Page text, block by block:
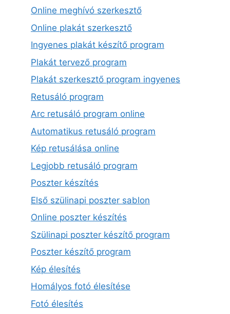
Online meghívó szerkesztő
Online plakát szerkesztő
Ingyenes plakát készítő program
Plakát tervező program
Plakát szerkesztő program ingyenes
Retusáló program
Arc retusáló program online
Automatikus retusáló program
Kép retusálása online
Legjobb retusáló program
Poszter készítés
Első szülinapi poszter sablon
Online poszter készítés
Szülinapi poszter készítő program
Poszter készítő program
Kép élesítés
Homályos fotó élesítése
Fotó élesítés